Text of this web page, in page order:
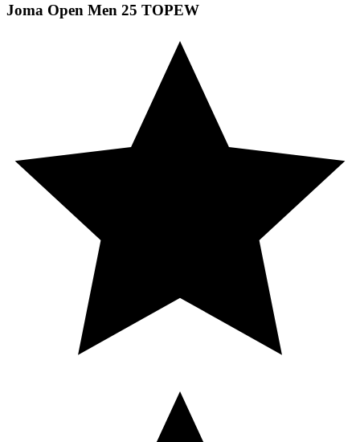
Joma Open Men 25 TOPEW